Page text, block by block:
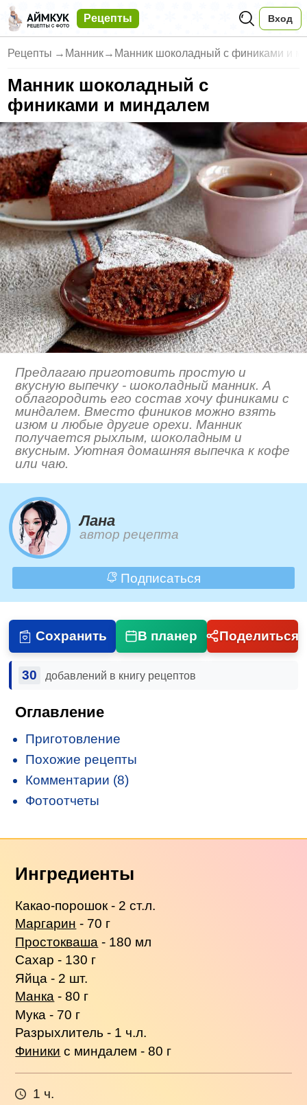
Рецепты Вход
Рецепты → Манник→ Манник шоколадный с финиками и
Манник шоколадный с
финиками и миндалем
Предлагаю приготовить простую и
вкусную выпечку - шоколадный манник. А
облагородить его состав хочу финиками с
миндалем. Вместо фиников можно взять
изюм и любые другие орехи. Манник
получается рыхлым, шоколадным и
вкусным. Уютная домашняя выпечка к кофе
или чаю.
Лана
автор рецепта
Подписаться
Сохранить В планер Поделиться
30 добавлений в книгу рецептов
Оглавление
Приготовление
Похожие рецепты
Комментарии (8)
Фотоотчеты
Ингредиенты
Какао-порошок - 2 ст.л.
Маргарин - 70 г
Простокваша - 180 мл
Сахар - 130 г
Яйца - 2 шт.
Манка - 80 г
Мука - 70 г
Разрыхлитель - 1 ч.л.
Финики с миндалем - 80 г
1 ч.